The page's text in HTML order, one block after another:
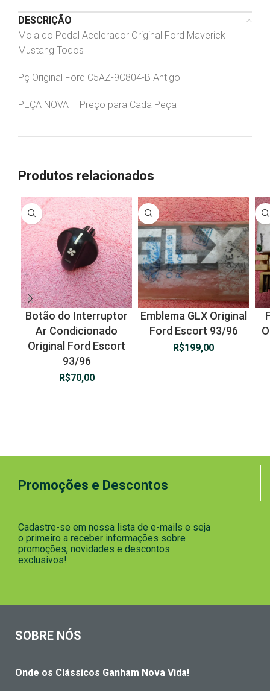
DESCRIÇÃO
Mola do Pedal Acelerador Original Ford Maverick
Mustang Todos
Pç Original Ford C5AZ-9C804-B Antigo
PEÇA NOVA – Preço para Cada Peça
Produtos relacionados
Botão do Interruptor
Ar Condicionado
Original Ford Escort
93/96
R$70,00
Emblema GLX Original
Ford Escort 93/96
R$199,00
Promoções e Descontos
Cadastre-se em nossa lista de e-mails e seja
o primeiro a receber informações sobre
promoções, novidades e descontos
exclusivos!
SOBRE NÓS
Onde os Clássicos Ganham Nova Vida!